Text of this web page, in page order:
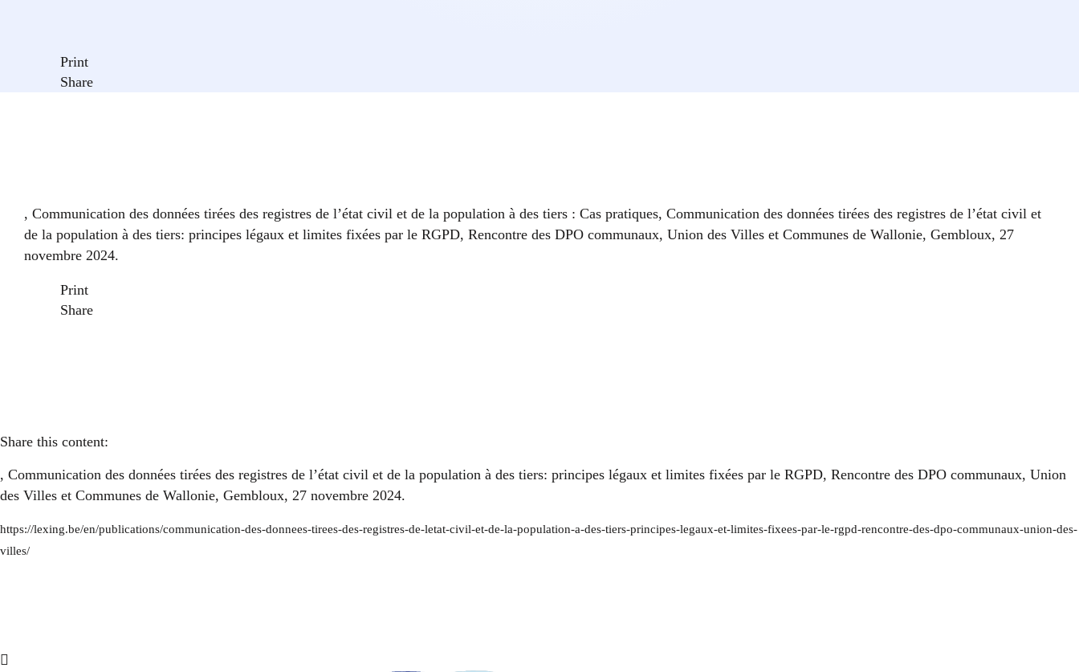
Print
Share
, Communication des données tirées des registres de l’état civil et de la population à des tiers : Cas pratiques, Communication des données tirées des registres de l’état civil et
de la population à des tiers: principes légaux et limites fixées par le RGPD, Rencontre des DPO communaux, Union des Villes et Communes de Wallonie, Gembloux, 27
novembre 2024.
Print
Share
Share this content:
, Communication des données tirées des registres de l’état civil et de la population à des tiers: principes légaux et limites fixées par le RGPD, Rencontre des DPO communaux, Union
des Villes et Communes de Wallonie, Gembloux, 27 novembre 2024.
https://lexing.be/en/publications/communication-des-donnees-tirees-des-registres-de-letat-civil-et-de-la-population-a-des-tiers-principes-legaux-et-limites-fixees-par-le-rgpd-rencontre-des-dpo-communaux-union-des-
villes/